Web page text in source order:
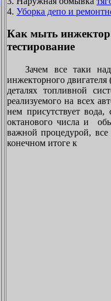
4. Уборка депо и
Как мыть
тестирование
Зачем все таки
инжекторного
деталях топливной
реализуемого на всех
нем присутствует
октанового числа и
важной процедурой, все
конечном итоге к